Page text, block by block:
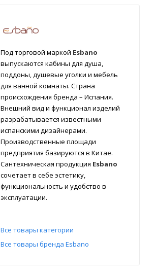
Под торговой маркой Esbano
выпускаются кабины для душа,
поддоны, душевые уголки и мебель
для ванной комнаты. Страна
происхождения бренда – Испания.
Внешний вид и функционал изделий
разрабатывается известными
испанскими дизайнерами.
Производственные площади
предприятия базируются в Китае.
Сантехническая продукция Esbano
сочетает в себе эстетику,
функциональность и удобство в
эксплуатации.
Все товары категории
Все товары бренда Esbano